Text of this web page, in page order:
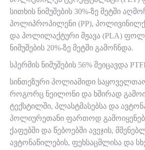
სითხის ნიმუშების 30%-ზე მეტში
პოლიპროპილენი (PP),
და პოლილაქტური მჟავა (PLA)
ნიმუშების 20%-ზე მეტში გამოჩნდა.
სპერმის ნიმუშების 56% შეიცავდა
სინთეზური პოლიამიდი
როგორც ნეილონი და ხშირად
ტექსტილში, პლასტმასებსა და
პოლიურეთანი ფართოდ
ქაფებში და წებოებში ავეჯის,
ავტონაწილების, ფეხსაცმლისა და